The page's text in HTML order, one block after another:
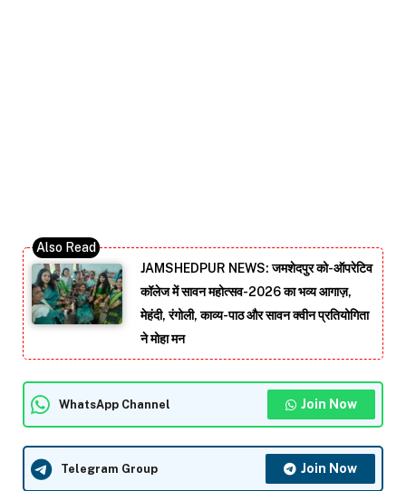
JAMSHEDPUR NEWS: जमशेदपुर को-ऑपरेटिव
कॉलेज में सावन महोत्सव-2026 का भव्य आगाज़,
मेहंदी, रंगोली, काव्य-पाठ और सावन क्वीन प्रतियोगिता
ने मोहा मन
WhatsApp Channel Join Now
Telegram Group Join Now